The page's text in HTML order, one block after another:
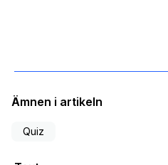
Ämnen i artikeln
Quiz